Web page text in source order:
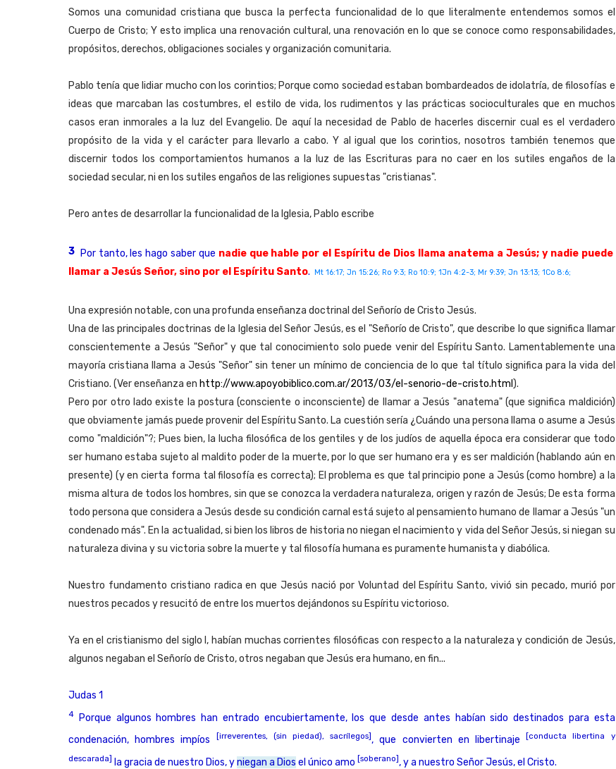
Somos una comunidad cristiana que busca la perfecta funcionalidad de lo que literalmente entendemos somos el
Cuerpo de Cristo; Y esto implica una renovación cultural, una renovación en lo que se conoce como responsabilidades,
propósitos, derechos, obligaciones sociales y organización comunitaria.
Pablo tenía que lidiar mucho con los corintios; Porque como sociedad estaban bombardeados de idolatría, de filosofías e
ideas que marcaban las costumbres, el estilo de vida, los rudimentos y las prácticas socioculturales que en muchos
casos eran inmorales a la luz del Evangelio. De aquí la necesidad de Pablo de hacerles discernir cual es el verdadero
propósito de la vida y el carácter para llevarlo a cabo. Y al igual que los corintios, nosotros también tenemos que
discernir todos los comportamientos humanos a la luz de las Escrituras para no caer en los sutiles engaños de la
sociedad secular, ni en los sutiles engaños de las religiones supuestas "cristianas".
Pero antes de desarrollar la funcionalidad de la Iglesia, Pablo escribe
3 Por tanto, les hago saber que nadie que hable por el Espíritu de Dios llama anatema a Jesús; y nadie puede
llamar a Jesús Señor, sino por el Espíritu Santo. Mt 16:17; Jn 15:26; Ro 9:3; Ro 10:9; 1Jn 4:2-3; Mr 9:39; Jn 13:13; 1Co 8:6;
Una expresión notable, con una profunda enseñanza doctrinal del Señorío de Cristo Jesús.
Una de las principales doctrinas de la Iglesia del Señor Jesús, es el "Señorío de Cristo", que describe lo que significa llamar
conscientemente a Jesús "Señor" y que tal conocimiento solo puede venir del Espíritu Santo. Lamentablemente una
mayoría cristiana llama a Jesús "Señor" sin tener un mínimo de conciencia de lo que tal título significa para la vida del
Cristiano. (Ver enseñanza en http://www.apoyobiblico.com.ar/2013/03/el-senorio-de-cristo.html ).
Pero por otro lado existe la postura (consciente o inconsciente) de llamar a Jesús "anatema" (que significa maldición)
que obviamente jamás puede provenir del Espíritu Santo. La cuestión sería ¿Cuándo una persona llama o asume a Jesús
como "maldición"?; Pues bien, la lucha filosófica de los gentiles y de los judíos de aquella época era considerar que todo
ser humano estaba sujeto al maldito poder de la muerte, por lo que ser humano era y es ser maldición (hablando aún en
presente) (y en cierta forma tal filosofía es correcta); El problema es que tal principio pone a Jesús (como hombre) a la
misma altura de todos los hombres, sin que se conozca la verdadera naturaleza, origen y razón de Jesús; De esta forma
todo persona que considera a Jesús desde su condición carnal está sujeto al pensamiento humano de llamar a Jesús "un
condenado más". En la actualidad, si bien los libros de historia no niegan el nacimiento y vida del Señor Jesús, si niegan su
naturaleza divina y su victoria sobre la muerte y tal filosofía humana es puramente humanista y diabólica.
Nuestro fundamento cristiano radica en que Jesús nació por Voluntad del Espíritu Santo, vivió sin pecado, murió por
nuestros pecados y resucitó de entre los muertos dejándonos su Espíritu victorioso.
Ya en el cristianismo del siglo I, habían muchas corrientes filosóficas con respecto a la naturaleza y condición de Jesús,
algunos negaban el Señorío de Cristo, otros negaban que Jesús era humano, en fin...
Judas 1
4
Porque algunos hombres han entrado encubiertamente, los que desde antes habían sido destinados para esta
condenación, hombres impíos
[irreverentes, (sin piedad), sacrílegos], que convierten en libertinaje[conducta libertina y
descarada] la gracia de nuestro Dios, yniegan a Dios el único amo [soberano], y a nuestro Señor Jesús, el Cristo.